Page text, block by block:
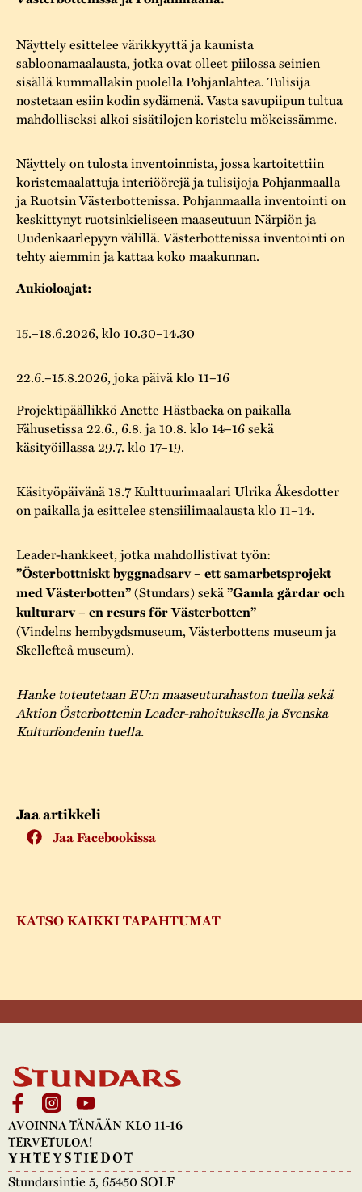
Vaellusreitti
Saavutettavuus
Kestävä kehitys
Turvallisuus
Yhteystiedot
Varaa tilat
Rakennusperintö
Museokokoelmat
Museopedagogiikka
Käsityö
Projektit
Markkinat
Vuosikertomukset
Vuoden Gunnar
Jaa artikkeli
Jaa Facebookissa
KATSO KAIKKI TAPAHTUMAT
Näyttely esittelee värikkyyttä ja kaunista
sabloonamaalausta, jotka ovat olleet piilossa seinien
sisällä kummallakin puolella Pohjanlahtea. Tulisija
nostetaan esiin kodin sydämenä. Vasta savupiipun tultua
mahdolliseksi alkoi sisätilojen koristelu mökeissämme.
Näyttely on tulosta inventoinnista, jossa kartoitettiin
koristemaalattuja interiöörejä ja tulisijoja Pohjanmaalla
ja Ruotsin Västerbottenissa. Pohjanmaalla inventointi on
keskittynyt ruotsinkieliseen maaseutuun Närpiön ja
Uudenkaarlepyyn välillä. Västerbottenissa inventointi on
tehty aiemmin ja kattaa koko maakunnan.
Aukioloajat:
15.–18.6.2026, klo 10.30–14.30
22.6.–15.8.2026, joka päivä klo 11–16
Projektipäällikkö Anette Hästbacka on paikalla
Fähusetissa 22.6., 6.8. ja 10.8. klo 14–16 sekä
käsityöillassa 29.7. klo 17–19.
Käsityöpäivänä 18.7 Kulttuurimaalari Ulrika Åkesdotter
on paikalla ja esittelee stensiilimaalausta klo 11–14.
Leader-hankkeet, jotka mahdollistivat työn:
”Österbottniskt byggnadsarv – ett samarbetsprojekt
med Västerbotten”(Stundars) sekä”Gamla gårdar och
kulturarv – en resurs för Västerbotten”
(Vindelns hembygdsmuseum, Västerbottens museum ja
Skellefteå museum).
Hanke toteutetaan EU:n maaseuturahaston tuella sekä
Aktion Österbottenin Leader-rahoituksella ja Svenska
Kulturfondenin tuella.
AVOINNA TÄNÄÄN KLO 11-16
TERVETULOA!
YHTEYSTIEDOT
Stundarsintie 5, 65450 SOLF